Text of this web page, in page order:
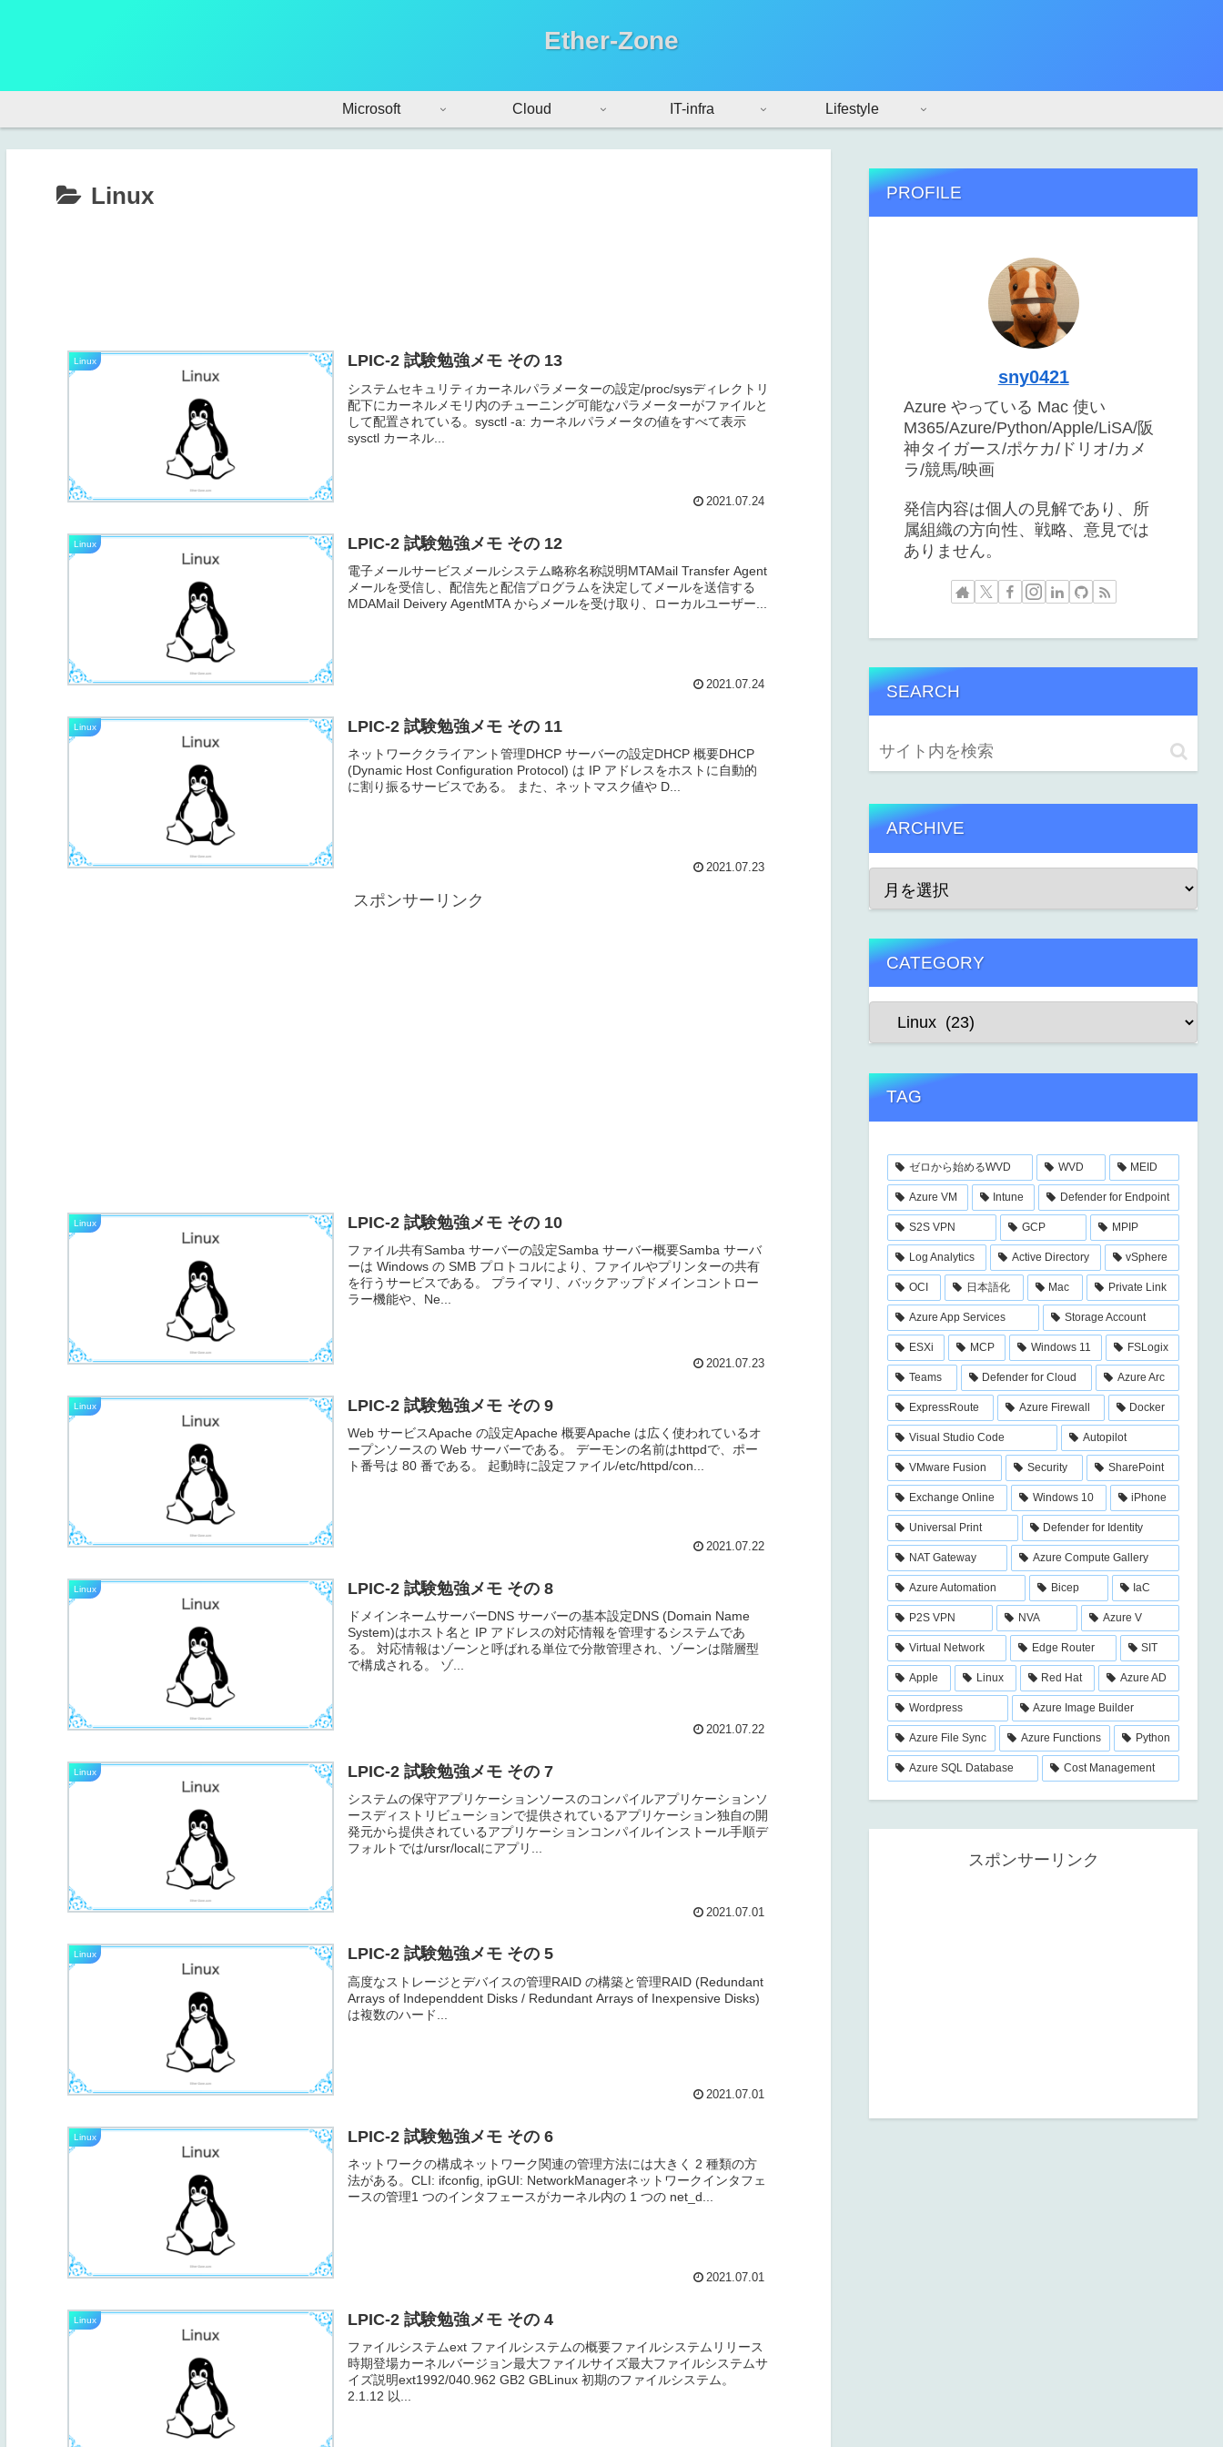
Ether-Zone
Microsoft Cloud IT-infra Lifestyle
Linux
Linux LPIC-2 試験勉強メモ その 13
システムセキュリティカーネルパラメーターの設定/proc/sysディレクトリ
配下にカーネルメモリ内のチューニング可能なパラメーターがファイルと
して配置されている。sysctl -a: カーネルパラメータの値をすべて表示
sysctl カーネル...
2021.07.24
Linux LPIC-2 試験勉強メモ その 12
電子メールサービスメールシステム略称名称説明MTAMail Transfer Agent
メールを受信し、配信先と配信プログラムを決定してメールを送信する
MDAMail Deivery AgentMTA からメールを受け取り、ローカルユーザー...
2021.07.24
Linux LPIC-2 試験勉強メモ その 11
ネットワーククライアント管理DHCP サーバーの設定DHCP 概要DHCP
(Dynamic Host Configuration Protocol) は IP アドレスをホストに自動的
に割り振るサービスである。 また、ネットマスク値や D...
2021.07.23
スポンサーリンク
Linux LPIC-2 試験勉強メモ その 10
ファイル共有Samba サーバーの設定Samba サーバー概要Samba サーバ
ーは Windows の SMB プロトコルにより、ファイルやプリンターの共有
を行うサービスである。 プライマリ、バックアップドメインコントロー
ラー機能や、Ne...
2021.07.23
Linux LPIC-2 試験勉強メモ その 9
Web サービスApache の設定Apache 概要Apache は広く使われているオ
ープンソースの Web サーバーである。 デーモンの名前はhttpdで、ポー
ト番号は 80 番である。 起動時に設定ファイル/etc/httpd/con...
2021.07.22
Linux LPIC-2 試験勉強メモ その 8
ドメインネームサーバーDNS サーバーの基本設定DNS (Domain Name
System)はホスト名と IP アドレスの対応情報を管理するシステムであ
る。 対応情報はゾーンと呼ばれる単位で分散管理され、ゾーンは階層型
で構成される。 ゾ...
2021.07.22
Linux LPIC-2 試験勉強メモ その 7
システムの保守アプリケーションソースのコンパイルアプリケーションソ
ースディストリビューションで提供されているアプリケーション独自の開
発元から提供されているアプリケーションコンパイルインストール手順デ
フォルトでは/ursr/localにアプリ...
2021.07.01
Linux LPIC-2 試験勉強メモ その 5
高度なストレージとデバイスの管理RAID の構築と管理RAID (Redundant
Arrays of Independdent Disks / Redundant Arrays of Inexpensive Disks)
は複数のハード...
2021.07.01
Linux LPIC-2 試験勉強メモ その 6
ネットワークの構成ネットワーク関連の管理方法には大きく 2 種類の方
法がある。CLI: ifconfig, ipGUI: NetworkManagerネットワークインタフェ
ースの管理1 つのインタフェースがカーネル内の 1 つの net_d...
2021.07.01
Linux LPIC-2 試験勉強メモ その 4
ファイルシステムext ファイルシステムの概要ファイルシステムリリース
時期登場カーネルバージョン最大ファイルサイズ最大ファイルシステムサ
イズ説明ext1992/040.962 GB2 GBLinux 初期のファイルシステム。
2.1.12 以...
PROFILE
sny0421
Azure やっている Mac 使い
M365/Azure/Python/Apple/LiSA/阪
神タイガース/ポケカ/ドリオ/カメ
ラ/競馬/映画
発信内容は個人の見解であり、所
属組織の方向性、戦略、意見では
ありません。
SEARCH
ARCHIVE
CATEGORY
TAG
ゼロから始めるWVD WVD MEID
Azure VM Intune Defender for Endpoint
S2S VPN GCP MPIP
Log Analytics Active Directory vSphere
OCI 日本語化 Mac Private Link
Azure App Services Storage Account
ESXi MCP Windows 11 FSLogix
Teams Defender for Cloud Azure Arc
ExpressRoute Azure Firewall Docker
Visual Studio Code Autopilot
VMware Fusion Security SharePoint
Exchange Online Windows 10 iPhone
Universal Print Defender for Identity
NAT Gateway Azure Compute Gallery
Azure Automation Bicep IaC
P2S VPN NVA Azure V
Virtual Network Edge Router SIT
Apple Linux Red Hat Azure AD
Wordpress Azure Image Builder
Azure File Sync Azure Functions Python
Azure SQL Database Cost Management
スポンサーリンク